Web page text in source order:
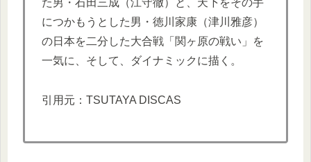
た男・石田三成（江守徹）と、天下をその手
につかもうとした男・徳川家康（津川雅彦）
の日本を二分した大合戦「関ヶ原の戦い」を
一気に、そして、ダイナミックに描く。
引用元：TSUTAYA DISCAS